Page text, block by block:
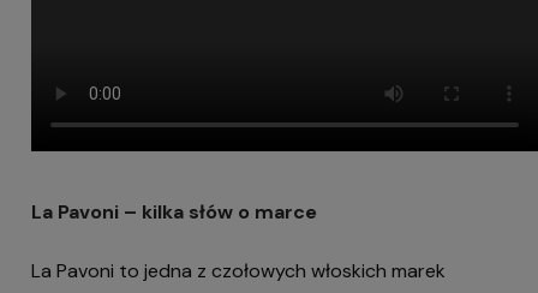
La Pavoni – kilka słów o marce
La Pavoni to jedna z czołowych włoskich marek